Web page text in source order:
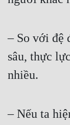
– So với đệ
sâu, thực
nhiều.
– Nếu ta